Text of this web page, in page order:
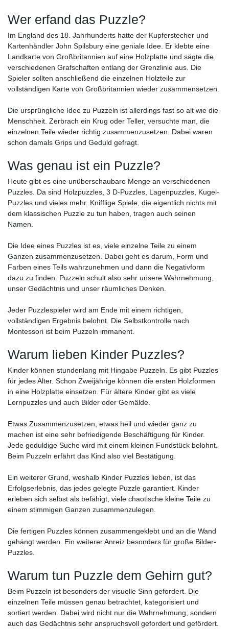
Wer erfand das Puzzle?
Im England des 18. Jahrhunderts hatte der Kupferstecher und
Kartenhändler John Spilsbury eine geniale Idee. Er klebte eine
Landkarte von Großbritannien auf eine Holzplatte und sägte die
verschiedenen Grafschaften entlang der Grenzlinie aus. Die
Spieler sollten anschließend die einzelnen Holzteile zur
vollständigen Karte von Großbritannien wieder zusammensetzen.
Die ursprüngliche Idee zu Puzzeln ist allerdings fast so alt wie die
Menschheit. Zerbrach ein Krug oder Teller, versuchte man, die
einzelnen Teile wieder richtig zusammenzusetzen. Dabei waren
schon damals Grips und Geduld gefragt.
Was genau ist ein Puzzle?
Heute gibt es eine unüberschaubare Menge an verschiedenen
Puzzles. Da sind Holzpuzzles, 3 D-Puzzles, Lagenpuzzles, Kugel-
Puzzles und vieles mehr. Knifflige Spiele, die eigentlich nichts mit
dem klassischen Puzzle zu tun haben, tragen auch seinen
Namen.
Die Idee eines Puzzles ist es, viele einzelne Teile zu einem
Ganzen zusammenzusetzen. Dabei geht es darum, Form und
Farben eines Teils wahrzunehmen und dann die Negativform
dazu zu finden. Puzzeln schult also sehr unsere Wahrnehmung,
unser Gedächtnis und unser räumliches Denken.
Jeder Puzzlespieler wird am Ende mit einem richtigen,
vollständigen Ergebnis belohnt. Die Selbstkontrolle nach
Montessori ist beim Puzzeln immanent.
Warum lieben Kinder Puzzles?
Kinder können stundenlang mit Hingabe Puzzeln. Es gibt Puzzles
für jedes Alter. Schon Zweijährige können die ersten Holzformen
in eine Holzplatte einsetzen. Für ältere Kinder gibt es viele
Lernpuzzles und auch Bilder oder Gemälde.
Etwas Zusammenzusetzen, etwas heil und wieder ganz zu
machen ist eine sehr befriedigende Beschäftigung für Kinder.
Jede geduldige Suche wird mit einem kleinen Fundstück belohnt.
Beim Puzzeln erfährt das Kind also viel Bestätigung.
Ein weiterer Grund, weshalb Kinder Puzzles lieben, ist das
Erfolgserlebnis, das jedes gelegte Puzzle garantiert. Kinder
erleben sich selbst als befähigt, viele chaotische kleine Teile zu
einem stimmigen Ganzen zusammenzulegen.
Die fertigen Puzzles können zusammengeklebt und an die Wand
gehängt werden. Ein weiterer Anreiz besonders für große Bilder-
Puzzles.
Warum tun Puzzle dem Gehirn gut?
Beim Puzzeln ist besonders der visuelle Sinn gefordert. Die
einzelnen Teile müssen genau betrachtet, kategorisiert und
sortiert werden. Dabei wird nicht nur die Wahrnehmung, sondern
auch das Gedächtnis sehr anspruchsvoll gefordert und gefördert.